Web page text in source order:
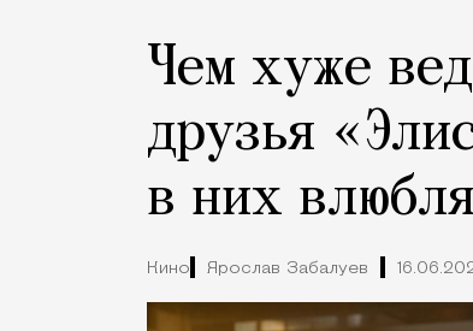
Чем хуже
друзья
в них
Кино Ярослав Забалуев